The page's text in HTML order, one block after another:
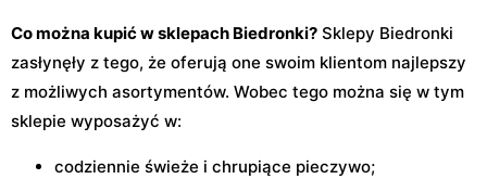
Co można kupić w sklepach Biedronki? Sklepy Biedronki
zasłynęły z tego, że oferują one swoim klientom najlepszy
z możliwych asortymentów. Wobec tego można się w tym
sklepie wyposażyć w:
codziennie świeże i chrupiące pieczywo;